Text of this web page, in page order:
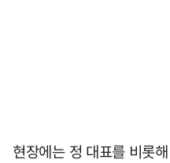
현장에는 정 대표를 비롯